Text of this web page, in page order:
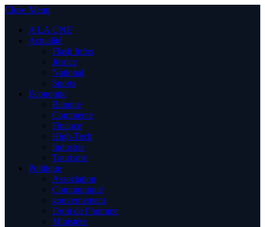
Close Menu
A LA UNE
Actualité
Flash Infos
Justice
National
Sports
Economie
Banque
Commerce
Finance
High-Tech
Industrie
Tourisme
Politique
Association
Communiqué
gouvernement
Droit de l’homme
Ministère